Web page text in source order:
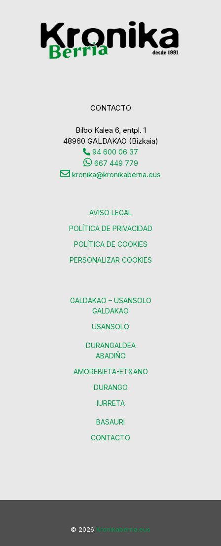
CONTACTO
Bilbo Kalea 6, entpl. 1
48960 GALDAKAO (Bizkaia)
94 600 06 37
667 449 779
kronika@kronikaberria.eus
AVISO LEGAL
POLÍTICA DE PRIVACIDAD
POLÍTICA DE COOKIES
PERSONALIZAR COOKIES
GALDAKAO – USANSOLO
GALDAKAO
USANSOLO
DURANGALDEA
ABADIÑO
AMOREBIETA-ETXANO
DURANGO
IURRETA
BASAURI
CONTACTO
© 2026 Kronikaberria.eus